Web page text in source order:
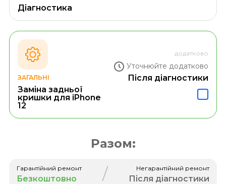
Діагностика
ЗАГАЛЬНІ
Заміна задньої
кришки для iPhone
12
додатково
Уточнюйте додатково
Після діагностики
Разом:
Гарантійний ремонт
Безкоштовно / Негарантійний ремонт
Після діагностики